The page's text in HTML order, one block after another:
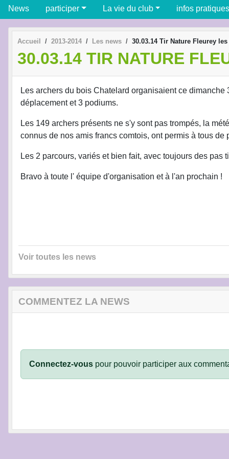
News participer La vie du club infos pratiques
Accueil 2013-2014 Les news 30.03.14 Tir Nature Fleurey
30.03.14 TIR NATURE
Les archers du bois Chatelard organisaient ce
déplacement et 3 podiums.
Les 149 archers présents ne s'y sont pas trompés, la
connus de nos amis francs comtois, ont permis à tous de
Les 2 parcours, variés et bien fait, avec toujours des
Bravo à toute l' équipe d'organisation et à l'an prochain !
Voir toutes les news
COMMENTEZ LA NEWS
Connectez-vous pour pouvoir participer aux